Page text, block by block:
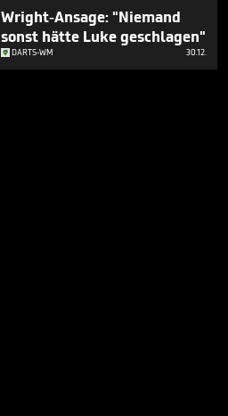
Wright-Ansage: "Niemand
sonst hätte Luke geschlagen"
DARTS-WM 30.12.